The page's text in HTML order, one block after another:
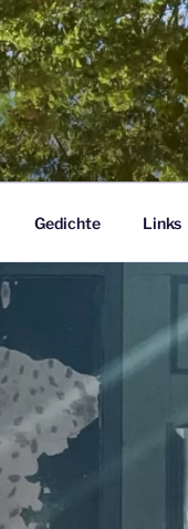
Gedichte Links